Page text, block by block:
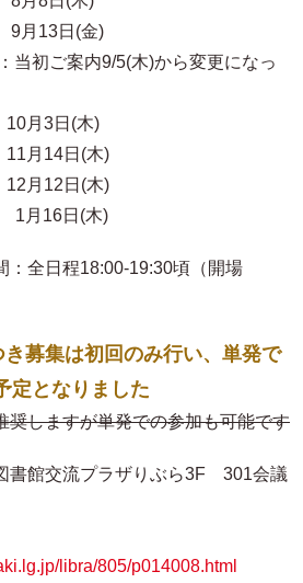
日(金)
9/5(木)から変更になっ
日(木)
日(木)
日(木)
日(木)
18:00-19:30頃（開場
募集は初回のみ行い、単発で
定となりました
しますが単発での参加も可能です
交流プラザりぶら3F 301会議
libra/805/p014008.html